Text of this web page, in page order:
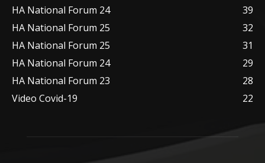
HA National Forum 24
39
HA National Forum 25
32
HA National Forum 25
31
HA National Forum 24
29
HA National Forum 23
28
Video Covid-19
22